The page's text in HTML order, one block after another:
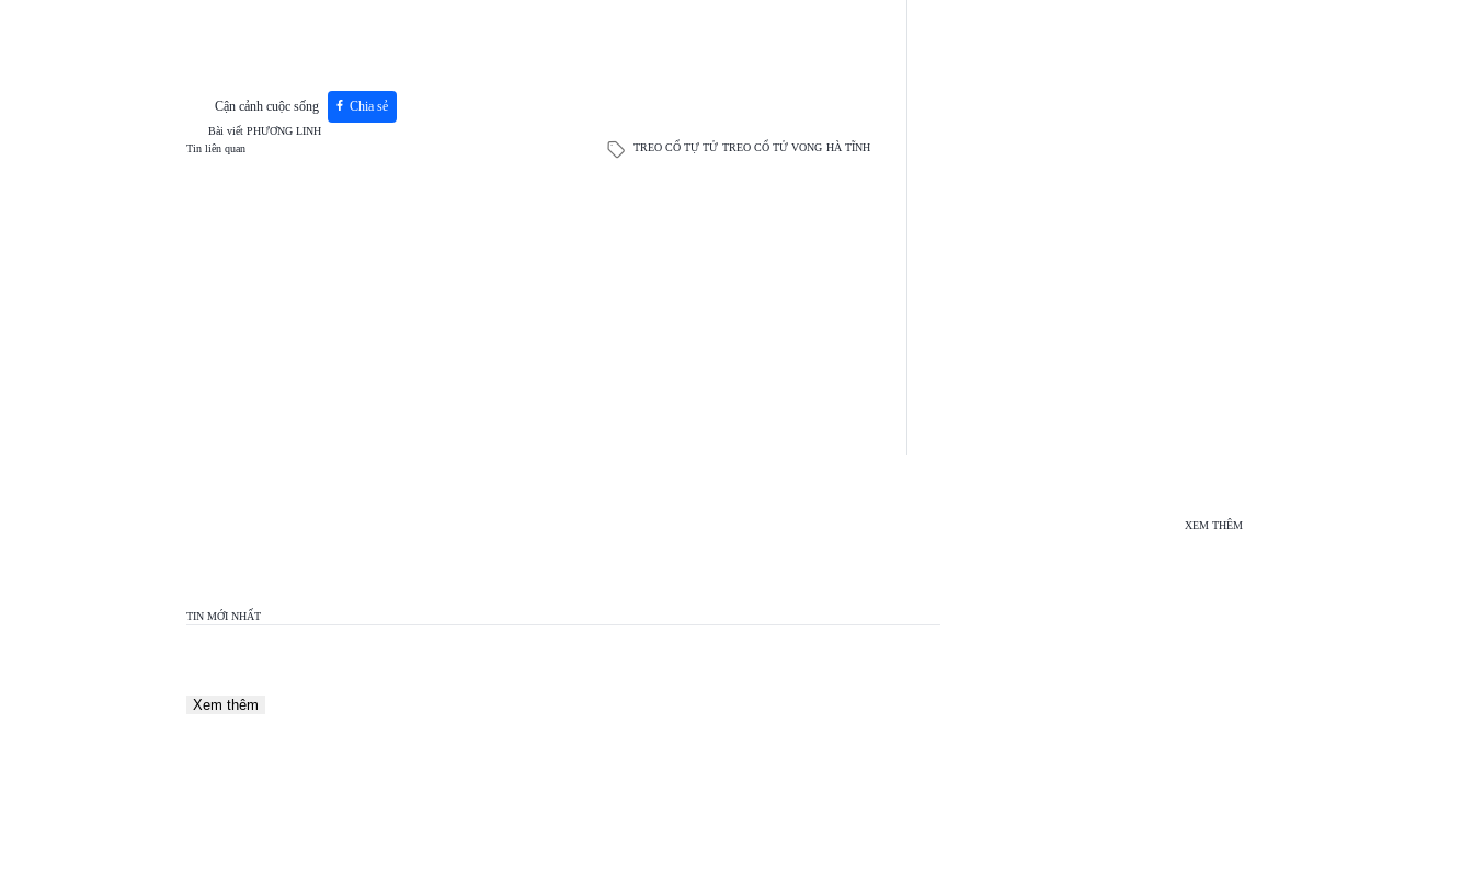
Cận cảnh cuộc sống Chia sẻ
Bài viết PHƯƠNG LINH
Tin liên quan
TREO CỔ TỰ TỬ TREO CỔ TỬ VONG HÀ TĨNH
XEM THÊM
TIN MỚI NHẤT
Xem thêm